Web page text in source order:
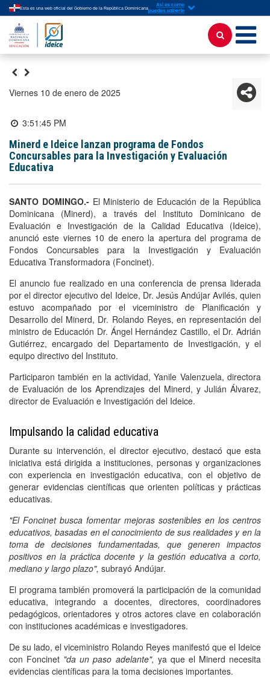
Esta es una web oficial del Gobierno de la República Dominicana
viernes 10 de enero de 2025
3:51:45 PM
Minerd e Ideice lanzan programa de Fondos
Concursables para la Investigación y Evaluación
Educativa
SANTO DOMINGO.-El Ministerio de Educación de la República
Dominicana (Minerd), a través del Instituto Dominicano de
Evaluación e Investigación de la Calidad Educativa (Ideice),
anunció este viernes 10 de enero la apertura del programa de
Fondos Concursables para la Investigación y Evaluación
Educativa Transformadora (Foncinet).
El anuncio fue realizado en una conferencia de prensa liderada
por el director ejecutivo del Ideice, Dr. Jesús Andújar Avilés, quien
estuvo acompañado por el viceministro de Planificación y
Desarrollo del Minerd, Dr. Rolando Reyes, en representación del
ministro de Educación Dr. Ángel Hernández Castillo, el Dr. Adrián
Gutiérrez, encargado del Departamento de Investigación, y el
equipo directivo del Instituto.
Participaron también en la actividad, Yanile Valenzuela, directora
de Evaluación de los Aprendizajes del Minerd, y Julián Álvarez,
director de Evaluación e Investigación del Ideice.
Impulsando la calidad educativa
Durante su intervención, el director ejecutivo, destacó que esta
iniciativa está dirigida a instituciones, personas y organizaciones
con experiencia en investigación educativa, con el objetivo de
generar evidencias científicas que orienten políticas y prácticas
educativas.
"El Foncinet busca fomentar mejoras sostenibles en los centros
educativos, basadas en el conocimiento de sus realidades y en la
toma de decisiones fundamentadas, que generen impactos
positivos en la práctica docente y la gestión educativa a corto,
mediano y largo plazo", subrayó Andújar.
El programa también promoverá la participación de la comunidad
educativa, integrando a docentes, directores, coordinadores
pedagógicos, orientadores y otros actores clave en colaboración
con instituciones académicas e investigadores.
De su lado, el viceministro Rolando Reyes manifestó que el Ideice
con Foncinet "da un paso adelante", ya que el Minerd necesita
evidencias científicas para la toma decisiones importantes.